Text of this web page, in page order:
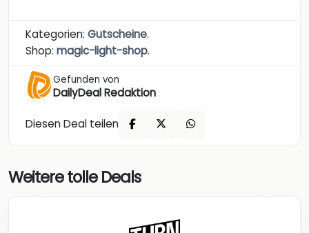
Kategorien: Gutscheine.
Shop: magic-light-shop.
Gefunden von
DailyDeal Redaktion
Diesen Deal teilen
Weitere tolle Deals